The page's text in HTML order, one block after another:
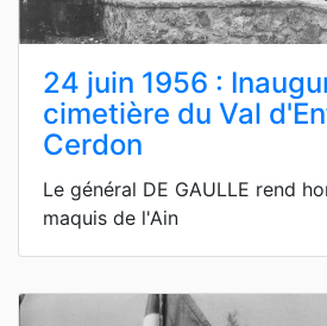
24 juin 1956 :
cimetière du Val
Cerdon
Le général DE GAULLE rend
maquis de l'Ain